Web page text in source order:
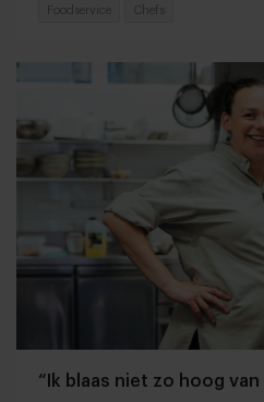
Foodservice Chefs
“Ik blaas niet zo hoog